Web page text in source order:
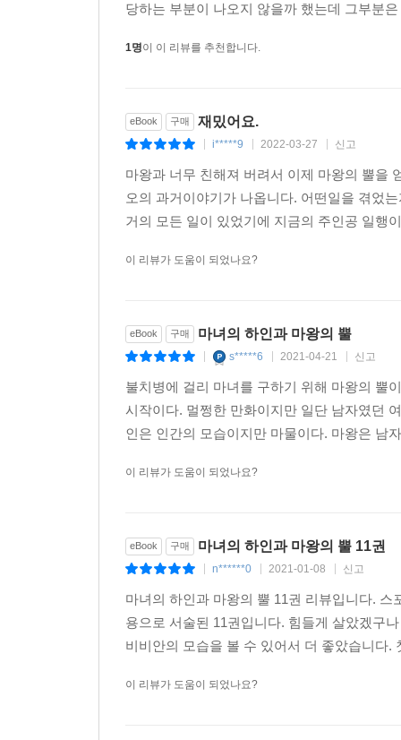
당하는 부분이 나오지 않을까 했는데 그부분
1명이 이 리뷰를 추천합니다.
eBook 구매 재밌어요.
i*****9 2022-03-27 신고
마왕과 너무 친해져 버려서 이제 마왕의 뿔을
오의 과거이야기가 나옵니다. 어떤일을 겪었
거의 모든 일이 있었기에 지금의 주인공 일행
이 리뷰가 도움이 되었나요?
eBook 구매 마녀의 하인과 마왕의 뿔
s*****6 2021-04-21 신고
불치병에 걸리 마녀를 구하기 위해 마왕의 뿔
시작이다. 멀쩡한 만화이지만 일단 남자였던
인은 인간의 모습이지만 마물이다. 마왕은 남
이 리뷰가 도움이 되었나요?
eBook 구매 마녀의 하인과 마왕의 뿔 11권
n******0 2021-01-08 신고
마녀의 하인과 마왕의 뿔 11권 리뷰입니다.
용으로 서술된 11권입니다. 힘들게 살았겠구
비비안의 모습을 볼 수 있어서 더 좋았습니다
이 리뷰가 도움이 되었나요?